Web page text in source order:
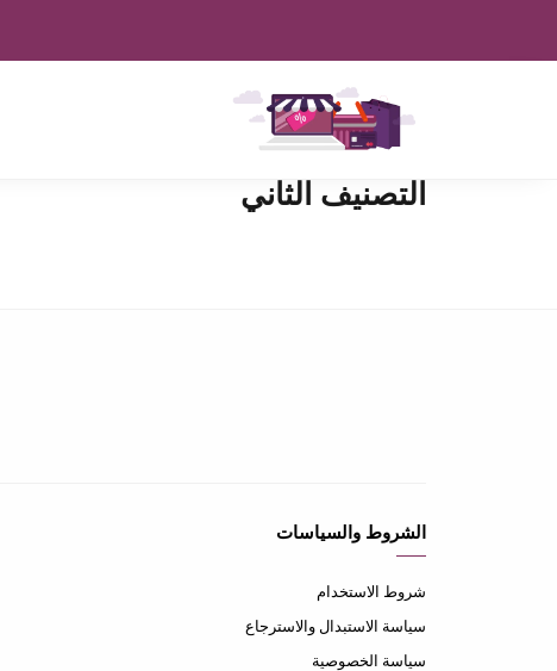
التصنيف الثاني
الشروط والسياسات
شروط الاستخدام
سياسة الاستبدال والاسترجاع
سياسة الخصوصية